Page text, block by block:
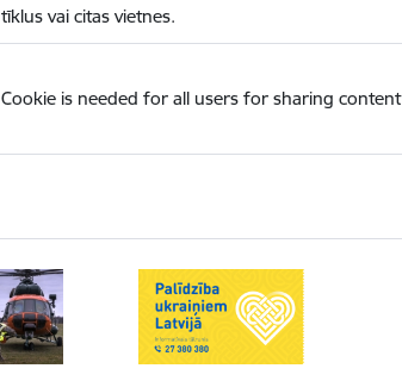
tīklus vai citas vietnes.
Cookie is needed for all users for sharing content